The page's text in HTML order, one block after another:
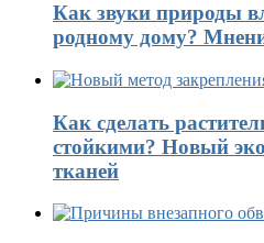
Как звуки природы
родному дому?
Как сделать
стойкими? Новый
тканей